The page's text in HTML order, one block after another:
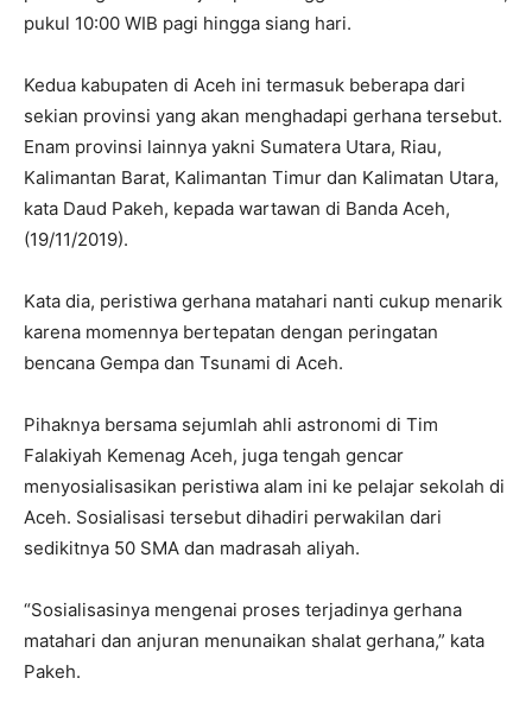
pukul 10:00 WIB pagi hingga siang hari.
Kedua kabupaten di Aceh ini termasuk beberapa dari
sekian provinsi yang akan menghadapi gerhana tersebut.
Enam provinsi lainnya yakni Sumatera Utara, Riau,
Kalimantan Barat, Kalimantan Timur dan Kalimatan Utara,
kata Daud Pakeh, kepada wartawan di Banda Aceh,
(19/11/2019).
Kata dia, peristiwa gerhana matahari nanti cukup menarik
karena momennya bertepatan dengan peringatan
bencana Gempa dan Tsunami di Aceh.
Pihaknya bersama sejumlah ahli astronomi di Tim
Falakiyah Kemenag Aceh, juga tengah gencar
menyosialisasikan peristiwa alam ini ke pelajar sekolah di
Aceh. Sosialisasi tersebut dihadiri perwakilan dari
sedikitnya 50 SMA dan madrasah aliyah.
“Sosialisasinya mengenai proses terjadinya gerhana
matahari dan anjuran menunaikan shalat gerhana,” kata
Pakeh.